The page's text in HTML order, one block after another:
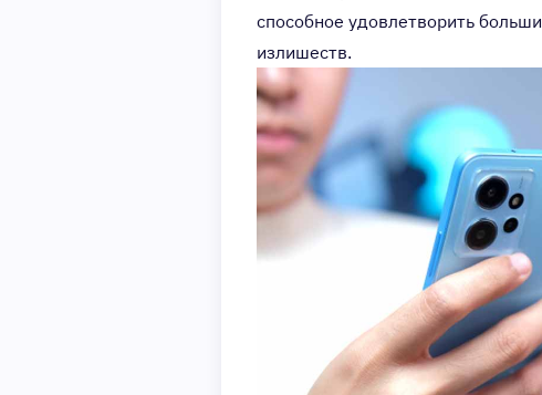
способное удовлетворить
излишеств.